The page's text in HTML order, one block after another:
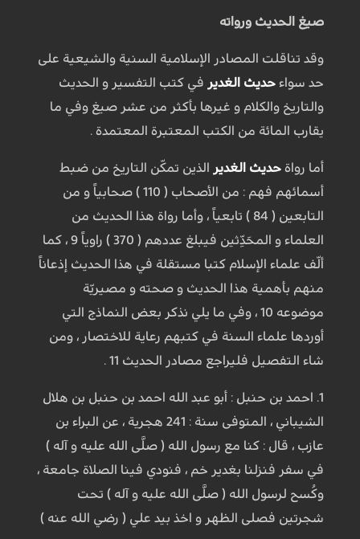
صيغ الحديث ورواته
وقد تناقلت المصادر الإسلامية السنية والشيعية على
حد سواء حديث الغدير في كتب التفسير و الحديث
والتاريخ والكلام و غيرها بأكثر من عشر صيغ وفي ما
يقارب المائة من الكتب المعتبرة المعتمدة .
أما رواة حديث الغدير
الذين تمكّن التاريخ من ضبط
أسمائهم فهم : من الأصحاب ( 110 ) صحابياً و من
التابعين ( 84 ) تابعياً ، وأما رواة هذا الحديث من
العلماء و المحَدِّثين فيبلغ عددهم ( 370 ) راوياً 9 ، كما
ألّف علماء الإسلام كتبا مستقلة في هذا الحديث إذعاناً
منهم بأهمية هذا الحديث و صحته و مصيريّة
موضوعه 10 ، وفي ما يلي نذكر بعض النماذج التي
أوردها علماء السنة في كتبهم رعاية للاختصار ، ومن
شاء التفصيل فليراجع مصادر الحديث 11 .
1. احمد بن حنبل : أبو عبد الله احمد بن حنبل بن هلال
الشيباني ، المتوفى سنة : 241 هجرية ، عن البراء بن
عازب ، قال : كنا مع رسول الله ( صلَّى الله عليه و آله )
في سفر فنزلنا بغدير خم ، فنودي فينا الصلاة جامعة ،
وكُسح لرسول الله ( صلَّى الله عليه و آله ) تحت
شجرتين فصلى الظهر و اخذ بيد علي ( رضي الله عنه )